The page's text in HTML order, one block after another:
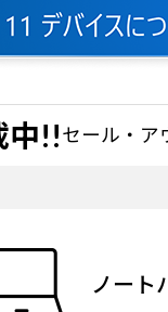
中!!セール・ア
ノート